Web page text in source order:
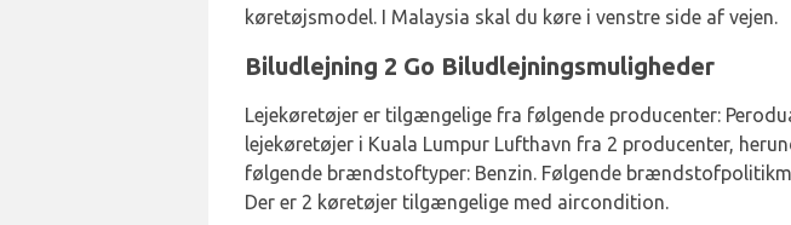
køretøjsmodel. I Malaysia skal du køre i venstre side af vejen.
Biludlejning 2 Go Biludlejningsmuligheder
Lejekøretøjer er tilgængelige fra følgende producenter:
lejekøretøjer i Kuala Lumpur Lufthavn fra 2 producenter,
følgende brændstoftyper: Benzin. Følgende
Der er 2 køretøjer tilgængelige med aircondition.